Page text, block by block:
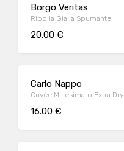
Borgo Veritas
Ribolla Gialla Spumante
20.00 €
Carlo Nappo
Cuvèe Millesimato Extra Dry
16.00 €